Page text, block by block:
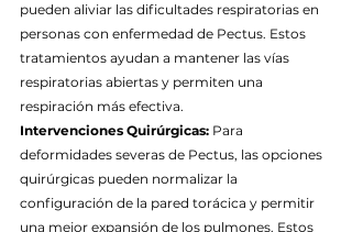
pueden aliviar las dificultades respiratorias en
personas con enfermedad de Pectus. Estos
tratamientos ayudan a mantener las vías
respiratorias abiertas y permiten una
respiración más efectiva.
Intervenciones Quirúrgicas: Para
deformidades severas de Pectus, las opciones
quirúrgicas pueden normalizar la
configuración de la pared torácica y permitir
una mejor expansión de los pulmones. Estos